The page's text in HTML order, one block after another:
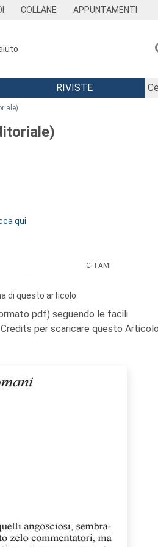
COLLANE APPUNTAMENTI
RIVISTE
qui
CITAMI
di questo articolo.
pdf) seguendo le facili
Credits per scaricare questo